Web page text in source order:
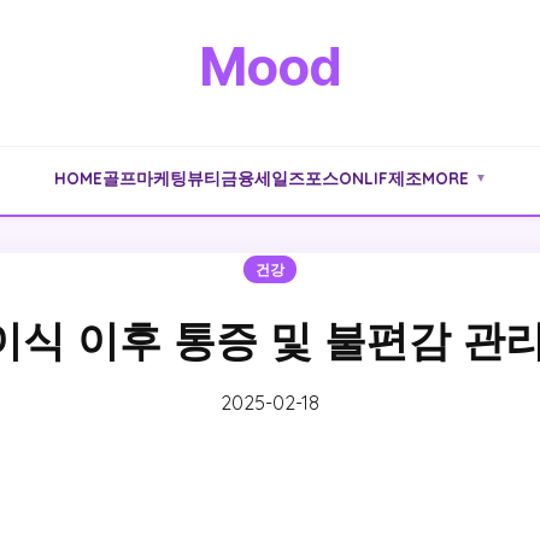
Mood
HOME골프마케팅뷰티금융세일즈포스ONLIF제조MORE ▼
건강
식 이후 통증 및 불편감 관
2025-02-18